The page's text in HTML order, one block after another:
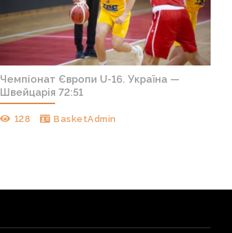
Чемпіонат Європи U-16. Україна —
Швейцарія 72:51
128 BasketAdmin